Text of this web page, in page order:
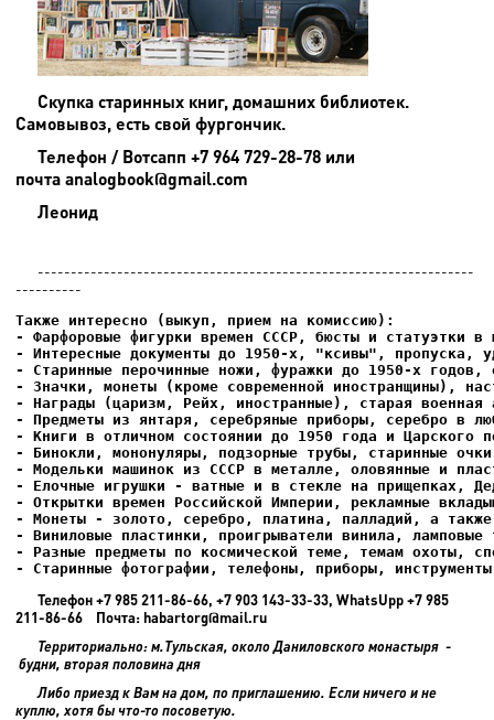
Скупка старинных книг, домашних библиотек.
Самовывоз, есть свой фургончик.
Телефон / Вотсапп +7 964 729-28-78 или
почта analogbook@gmail.com
Леонид
------------------------------------------------------------------
----------
- Фарфоровые фигурки времен СССР, бюсты и статуэтки в
- Интересные документы до 1950-х, "ксивы", пропуска,
- Елочные игрушки - ватные и в стекле на прищепках,
- Старинные фотографии, телефоны, приборы,
Телефон +7 985 211-86-66, +7 903 143-33-33, WhatsUpp +7 985
211-86-66 Почта: habartorg@mail.ru
Территориально: м.Тульская, около Даниловского монастыря -
будни, вторая половина дня
Либо приезд к Вам на дом, по приглашению. Если ничего и не
куплю, хотя бы что-то посоветую.